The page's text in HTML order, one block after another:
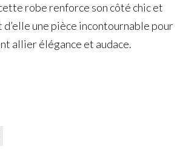
robe renforce son côté chic et
une pièce incontournable pour
allier élégance et audace.